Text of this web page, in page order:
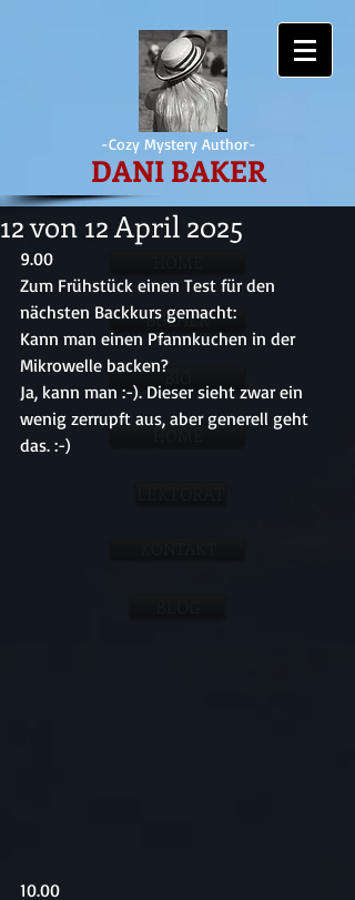
-Cozy Mystery Author-
DANI BAKER
BÜCHER
BIO
HOME
12 von 12 April 2025
9.00
Zum Frühstück einen Test für den
nächsten Backkurs gemacht:
Kann man einen Pfannkuchen in der
Mikrowelle backen?
Ja, kann man :-). Dieser sieht zwar ein
wenig zerrupft aus, aber generell geht
das. :-)
10.00